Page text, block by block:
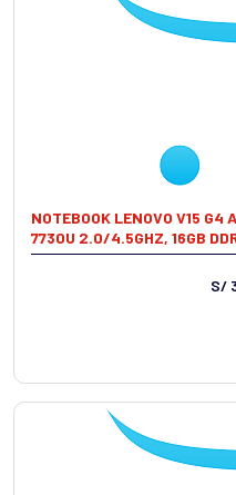
NOTEBOOK LENOVO V15 G4
7730U 2.0/4.5GHZ, 16GB
S/